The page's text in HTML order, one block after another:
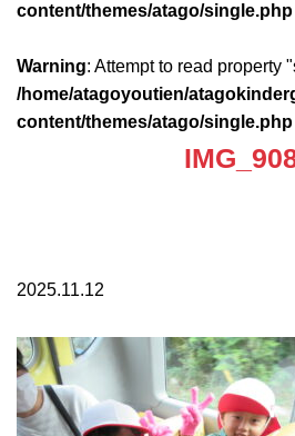
content/themes/atago/single.php
Warning: Attempt to read property
/home/atagoyoutien/
content/themes/atago/single.php
2025.11.12